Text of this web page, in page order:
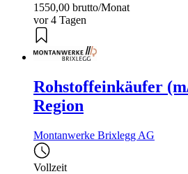
1550,00 brutto/Monat
vor 4 Tagen
Rohstoffeinkäufer
Region
Montanwerke Brixlegg AG
Vollzeit